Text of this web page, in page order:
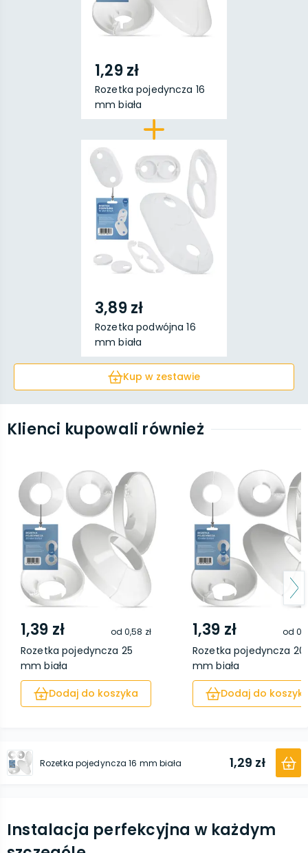
1,29 zł
Rozetka pojedyncza 16
mm biała
3,89 zł
Rozetka podwójna 16
mm biała
Kup w zestawie
Klienci kupowali również
1,39 zł od0,58 zł
Rozetka pojedyncza 25
mm biała
Dodaj do koszyka
1,39 zł od
Rozetka pojedyncza 20
mm biała
Dodaj do
Rozetka pojedyncza 16 mm biała 1,29 zł
Instalacja perfekcyjna w każdym